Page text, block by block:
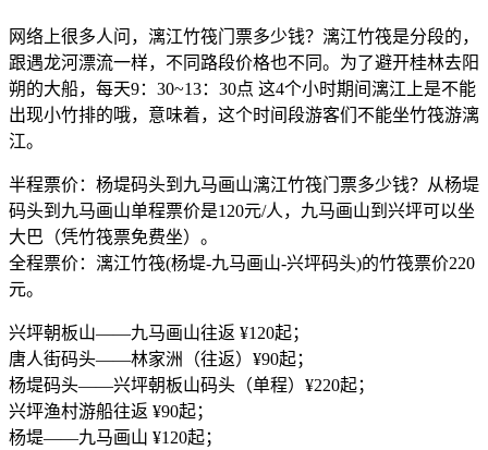
网络上很多人问，漓江竹筏门票多少钱？漓江竹筏是分段的，
跟遇龙河漂流一样，不同路段价格也不同。为了避开桂林去阳
朔的大船，每天9：30~13：30点 这4个小时期间漓江上是不能
出现小竹排的哦，意味着，这个时间段游客们不能坐竹筏游漓
江。
半程票价：杨堤码头到九马画山漓江竹筏门票多少钱？从杨堤
码头到九马画山单程票价是120元/人，九马画山到兴坪可以坐
大巴（凭竹筏票免费坐）。
全程票价：漓江竹筏(杨堤-九马画山-兴坪码头)的竹筏票价220
元。
兴坪朝板山——九马画山往返 ¥120起；
唐人街码头——林家洲（往返）¥90起；
杨堤码头——兴坪朝板山码头（单程）¥220起；
兴坪渔村游船往返 ¥90起；
杨堤——九马画山 ¥120起；